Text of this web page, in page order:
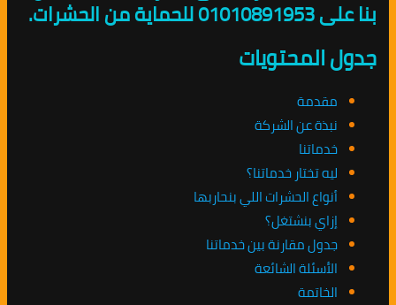
بنا على 01010891953 للحماية من الحشرات.
جدول المحتويات
مقدمة
نبذة عن الشركة
خدماتنا
ليه تختار خدماتنا؟
أنواع الحشرات اللي بنحاربها
إزاي بنشتغل؟
جدول مقارنة بين خدماتنا
الأسئلة الشائعة
الخاتمة